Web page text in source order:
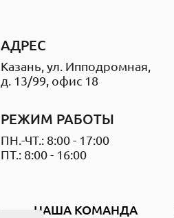
АДРЕС
Казань, ул. Ипподромная,
д. 13/99, офис 18
РЕЖИМ РАБОТЫ
ПН.-ЧТ.: 8:00 - 17:00
ПТ.: 8:00 - 16:00
НАША КОМАНДА